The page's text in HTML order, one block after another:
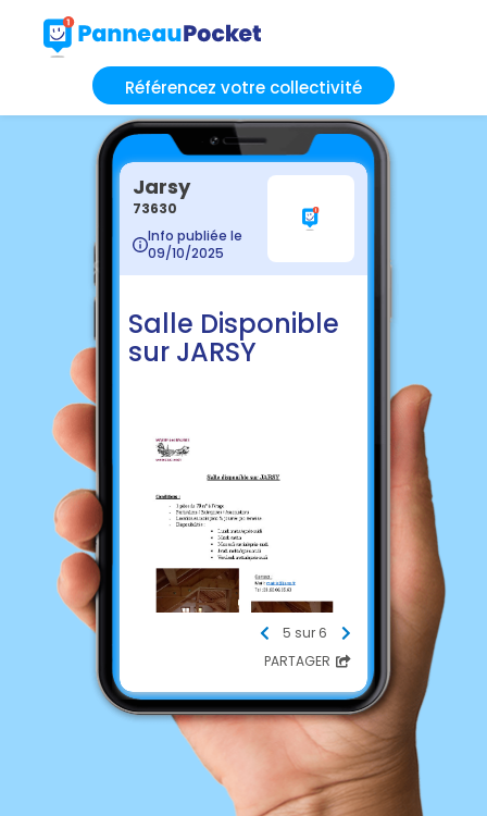
Référencez votre collectivité
Jarsy
73630
Info publiée le
09/10/2025
Salle Disponible
sur JARSY
5 sur 6
PARTAGER